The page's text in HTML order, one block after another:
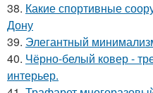
38. Какие спортивные
Дону
39. Элегантный
40. Чёрно-белый ковер -
интерьер.